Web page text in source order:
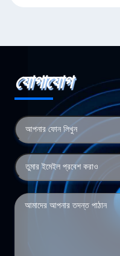
যোগাযোগ